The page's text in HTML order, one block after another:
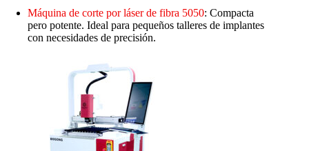
Máquina de corte por láser de fibra 5050: Compacta
pero potente. Ideal para pequeños talleres de implantes
con necesidades de precisión.